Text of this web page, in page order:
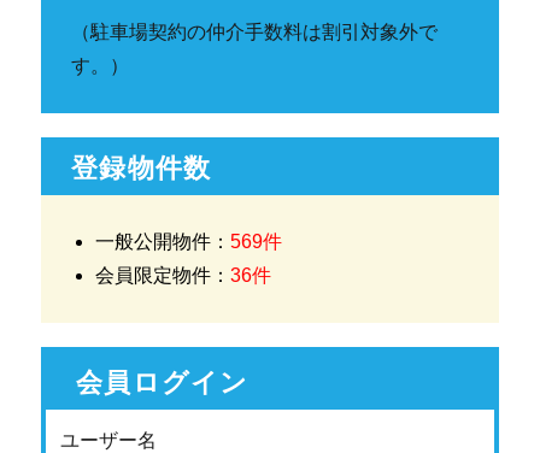
（駐車場契約の仲介手数料は割引対象外で
す。）
登録物件数
一般公開物件：569件
会員限定物件：36件
会員ログイン
ユーザー名